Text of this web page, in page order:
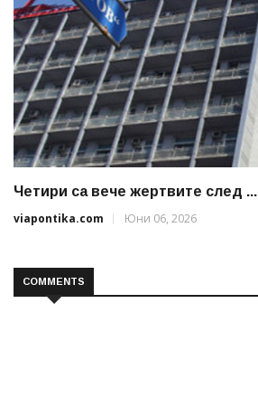
Четири са вече жертвите след ...
viapontika.com
Юни 06, 2026
COMMENTS